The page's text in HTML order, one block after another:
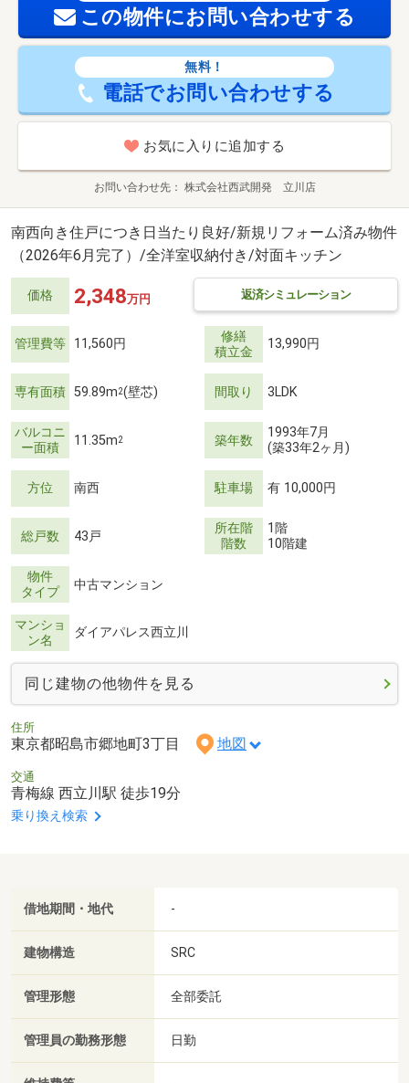
この物件にお問い合わせする
無料！
電話でお問い合わせする
お気に入りに追加する
お問い合わせ先 株式会社西武開発 立川店
南西向き住戸につき日当たり良好/新規リフォーム済み物件
（2026年6月完了）/全洋室収納付き/対面キッチン
価格 返済シミュレーション
2,348万円
管理費等 11,560円
修繕
積立金
13,990円
専有面積 59.89m2(壁芯) 間取り 3LDK
バルコニ
ー面積
11.35m2 築年数
1993年7月
(築33年2ヶ月)
方位 南西 駐車場 有 10,000円
総戸数 43戸
所在階
階数
1階
10階建
物件
タイプ
中古マンション
マンショ
ン名
ダイアパレス西立川
同じ建物の他物件を見る
住所
東京都昭島市郷地町3丁目 地図
交通
青梅線 西立川駅 徒歩19分
乗り換え検索
借地期間・地代 -
建物構造 SRC
管理形態 全部委託
管理員の勤務形態 日勤